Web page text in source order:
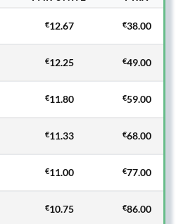
€12.67 €38.00
€12.25 €49.00
€11.80 €59.00
€11.33 €68.00
€11.00 €77.00
€10.75 €86.00